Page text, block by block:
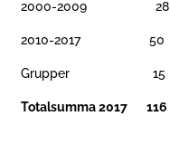
2000-2009 28
2010-2017 50
Grupper 15
Totalsumma 2017 116